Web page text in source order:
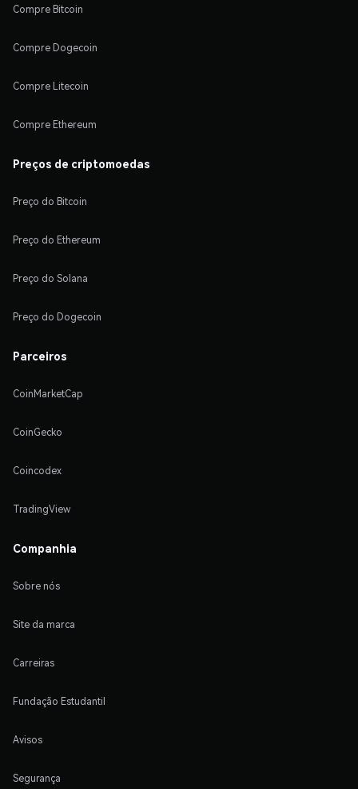
Compre Bitcoin
Compre Dogecoin
Compre Litecoin
Compre Ethereum
Preços de criptomoedas
Preço do Bitcoin
Preço do Ethereum
Preço do Solana
Preço do Dogecoin
Parceiros
CoinMarketCap
CoinGecko
Coincodex
TradingView
Companhia
Sobre nós
Site da marca
Carreiras
Fundação Estudantil
Avisos
Segurança